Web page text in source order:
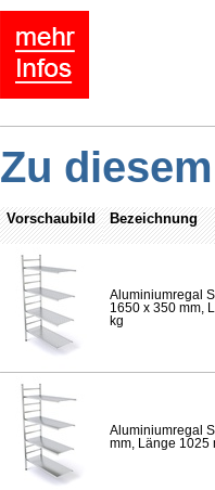
Zu
Vorschaubild Bezeichnung
Aluminiumregal
1650 x 350 mm,
kg
Aluminiumregal
mm, Länge 1025